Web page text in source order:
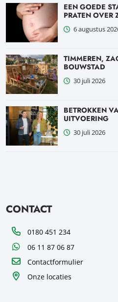
EEN GOEDE
PRATEN OVER
6 augustus
TIMMEREN,
BOUWSTAD
30 juli 2026
BETROKKEN
UITVOERING
30 juli 2026
CONTACT
Telefoon0180 451 234
WhatsApp06 11 87 06 87
Contactformulier
Onze locaties